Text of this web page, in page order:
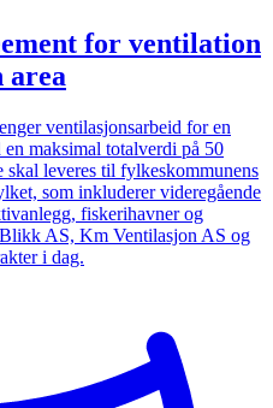
for ventilation
area
ventilasjonsarbeid for en
en maksimal totalverdi på 50
skal leveres til fylkeskommunens
som inkluderer videregående
fiskerihavner og
AS, Km Ventilasjon AS og
i dag.